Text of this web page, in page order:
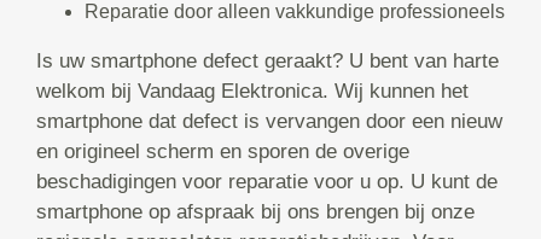
Reparatie door alleen vakkundige professioneels
Is uw smartphone defect geraakt? U bent van harte
welkom bij Vandaag Elektronica. Wij kunnen het
smartphone dat defect is vervangen door een nieuw
en origineel scherm en sporen de overige
beschadigingen voor reparatie voor u op. U kunt de
smartphone op afspraak bij ons brengen bij onze